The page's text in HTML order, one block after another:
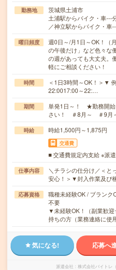
勤務地
茨城県土浦市
土浦駅からバイク・車---
／神立駅からバイク・車
曜日頻度
週0日～/月1日～OK！（
の午後だけ」など色々な
の週があっても大丈夫。
軽にご相談ください！
時間
＜1日3時間～OK！＞▼
22:0017:00～22:…
期間
単発1日～！ ★勤務開始
さい！ ＃8月～ ＃9月
時給 時給1,500円～1,875円
交通費
■ 交通費規定内支給 ※派
仕事内容
＼チラシの仕分け／＜と
安心！＞▼封入作業及び
応募資格
職種未経験OK / ブランク
不要
▼未経験OK！（副業歓
持ちの方（業務連絡に使
気になる! 応募へ
派遣会社 株式会社バイトレ